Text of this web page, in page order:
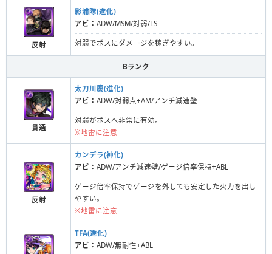
反射
影浦隊(進化)
アビ： ADW/MSM/対弱/LS
対弱でボスにダメージを稼ぎやすい。
Bランク
貫通
太刀川慶(進化)
アビ： ADW/対弱点+AM/アンチ減速壁
対弱がボスへ非常に有効。
※地雷に注意
反射
カンデラ(神化)
アビ： ADW/アンチ減速壁/ゲージ倍率保持+ABL
ゲージ倍率保持でゲージを外しても安定した火力を出し
やすい。
※地雷に注意
TFA(進化)
アビ： ADW/無耐性+ABL